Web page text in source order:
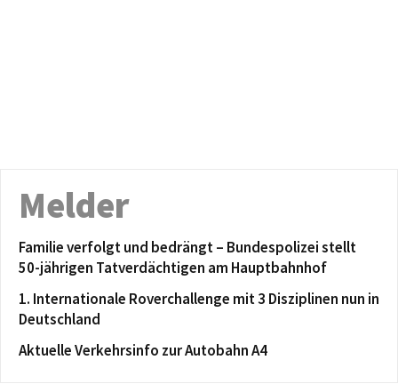
Melder
Familie verfolgt und bedrängt – Bundespolizei stellt
50-jährigen Tatverdächtigen am Hauptbahnhof
1. Internationale Roverchallenge mit 3 Disziplinen nun in
Deutschland
Aktuelle Verkehrsinfo zur Autobahn A4